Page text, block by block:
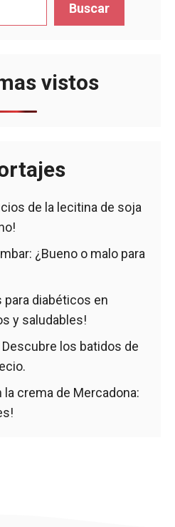
Buscar
vistos
de la lecitina de soja
¿Bueno o malo para
diabéticos en
y saludables!
los batidos de
crema de Mercadona: